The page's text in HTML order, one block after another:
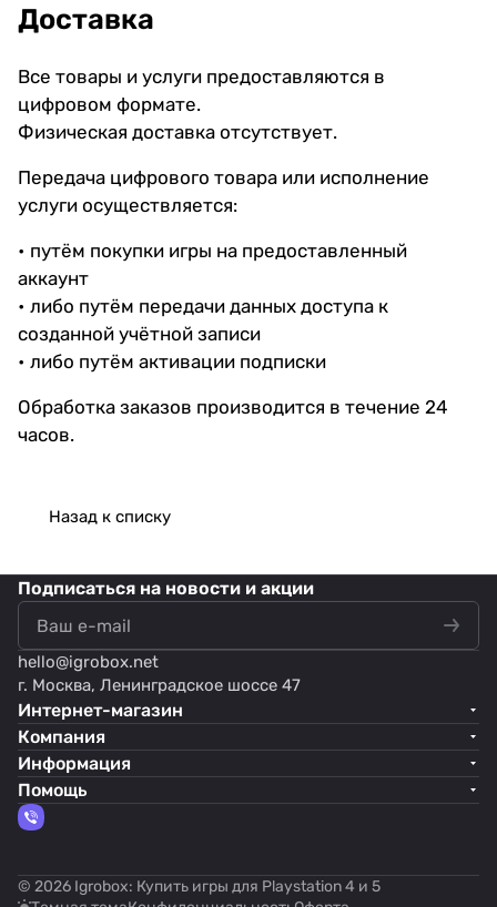
Доставка
Все товары и услуги предоставляются в
цифровом формате.
Физическая доставка отсутствует.
Передача цифрового товара или исполнение
услуги осуществляется:
• путём покупки игры на предоставленный
аккаунт
• либо путём передачи данных доступа к
созданной учётной записи
• либо путём активации подписки
Обработка заказов производится в течение 24
часов.
Назад к списку
Подписаться на новости и акции
hello@igrobox.net
г. Москва, Ленинградское шоссе 47
Интернет-магазин
Компания
Информация
Помощь
© 2026 Igrobox: Купить игры для Playstation 4 и 5